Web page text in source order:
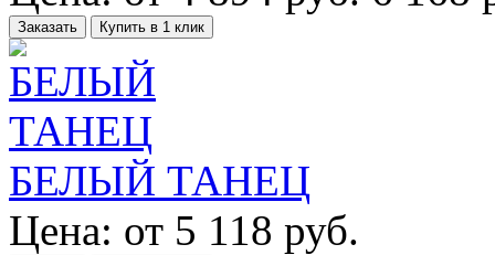
Заказать Купить в 1 клик
БЕЛЫЙ ТАНЕЦ
Цена: от 5 118 руб.